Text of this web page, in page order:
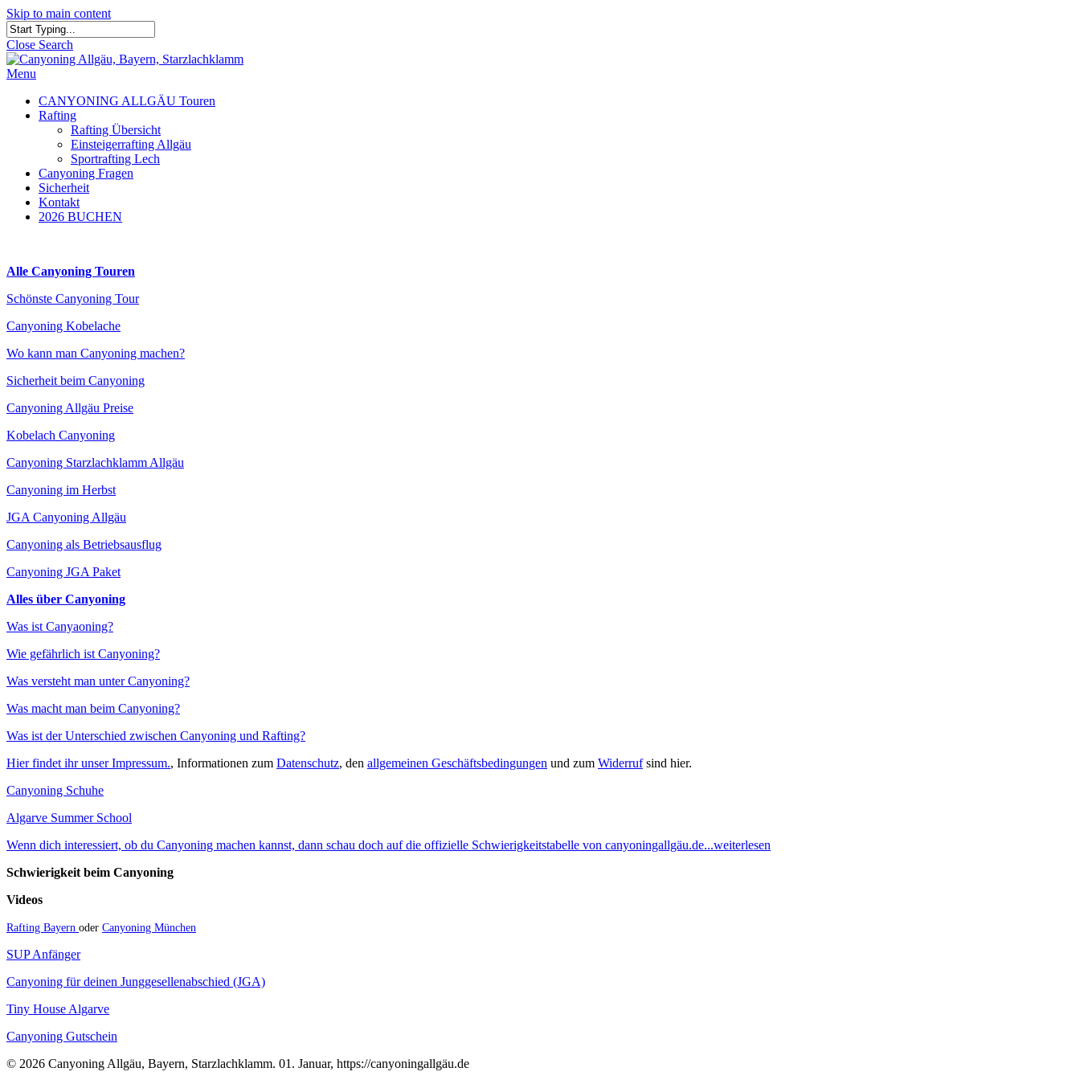
Skip to main content
Close Search
Menu
CANYONING ALLGÄU Touren
Rafting
Rafting Übersicht
Einsteigerrafting Allgäu
Sportrafting Lech
Canyoning Fragen
Sicherheit
Kontakt
2026 BUCHEN
Alle Canyoning Touren
Schönste Canyoning Tour
Canyoning Kobelache
Wo kann man Canyoning machen?
Sicherheit beim Canyoning
Canyoning Allgäu Preise
Kobelach Canyoning
Canyoning Starzlachklamm Allgäu
Canyoning im Herbst
JGA Canyoning Allgäu
Canyoning als Betriebsausflug
Canyoning JGA Paket
Alles über Canyoning
Was ist Canyaoning?
Wie gefährlich ist Canyoning?
Was versteht man unter Canyoning?
Was macht man beim Canyoning?
Was ist der Unterschied zwischen Canyoning und Rafting?
Hier findet ihr unser Impressum., Informationen zum Datenschutz, den allgemeinen Geschäftsbedingungen und zum Widerrufsind hier.
Canyoning Schuhe
Algarve Summer School
Wenn dich interessiert, ob du Canyoning machen kannst, dann schau doch auf die offizielle Schwierigkeitstabelle von canyoningallgäu.de...weiterlesen
Schwierigkeit beim Canyoning
Videos
Rafting Bayern oder Canyoning München
SUP Anfänger
Canyoning für deinen Junggesellenabschied (JGA)
Tiny House Algarve
Canyoning Gutschein
© 2026 Canyoning Allgäu, Bayern, Starzlachklamm. 01. Januar, https://canyoningallgäu.de